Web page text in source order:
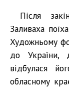
Після
Заливаха
Художньому
до України,
відбулася
обласному